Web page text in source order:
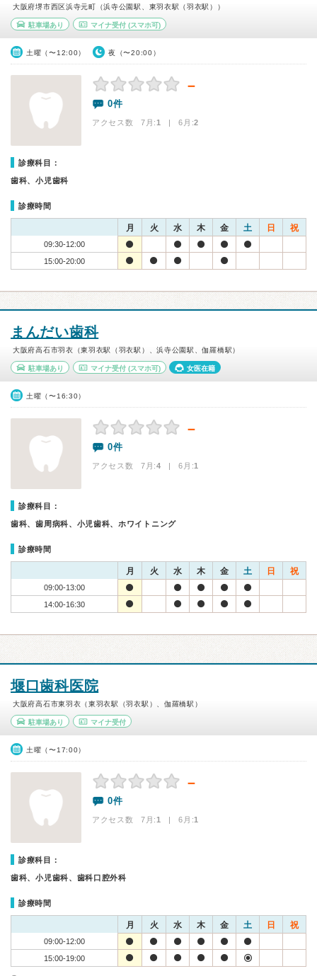
大阪府堺市西区浜寺元町（浜寺公園駅、東羽衣駅（羽衣駅））
駐車場あり マイナ受付(スマホ可)
土曜（〜12:00） 夜（〜20:00）
－
0件
アクセス数 7月:1 | 6月:2
診療科目：
歯科、小児歯科
診療時間
月 火 水 木 金 土 日 祝
09:30-12:00
15:00-20:00
まんだい歯科
大阪府高石市羽衣（東羽衣駅（羽衣駅）、浜寺公園駅、伽羅橋駅）
駐車場あり マイナ受付(スマホ可) 女医在籍
土曜（〜16:30）
－
0件
アクセス数 7月:4 | 6月:1
診療科目：
歯科、歯周病科、小児歯科、ホワイトニング
診療時間
月 火 水 木 金 土 日 祝
09:00-13:00
14:00-16:30
堰口歯科医院
大阪府高石市東羽衣（東羽衣駅（羽衣駅）、伽羅橋駅）
駐車場あり マイナ受付
土曜（〜17:00）
－
0件
アクセス数 7月:1 | 6月:1
診療科目：
歯科、小児歯科、歯科口腔外科
診療時間
月 火 水 木 金 土 日 祝
09:00-12:00
15:00-19:00